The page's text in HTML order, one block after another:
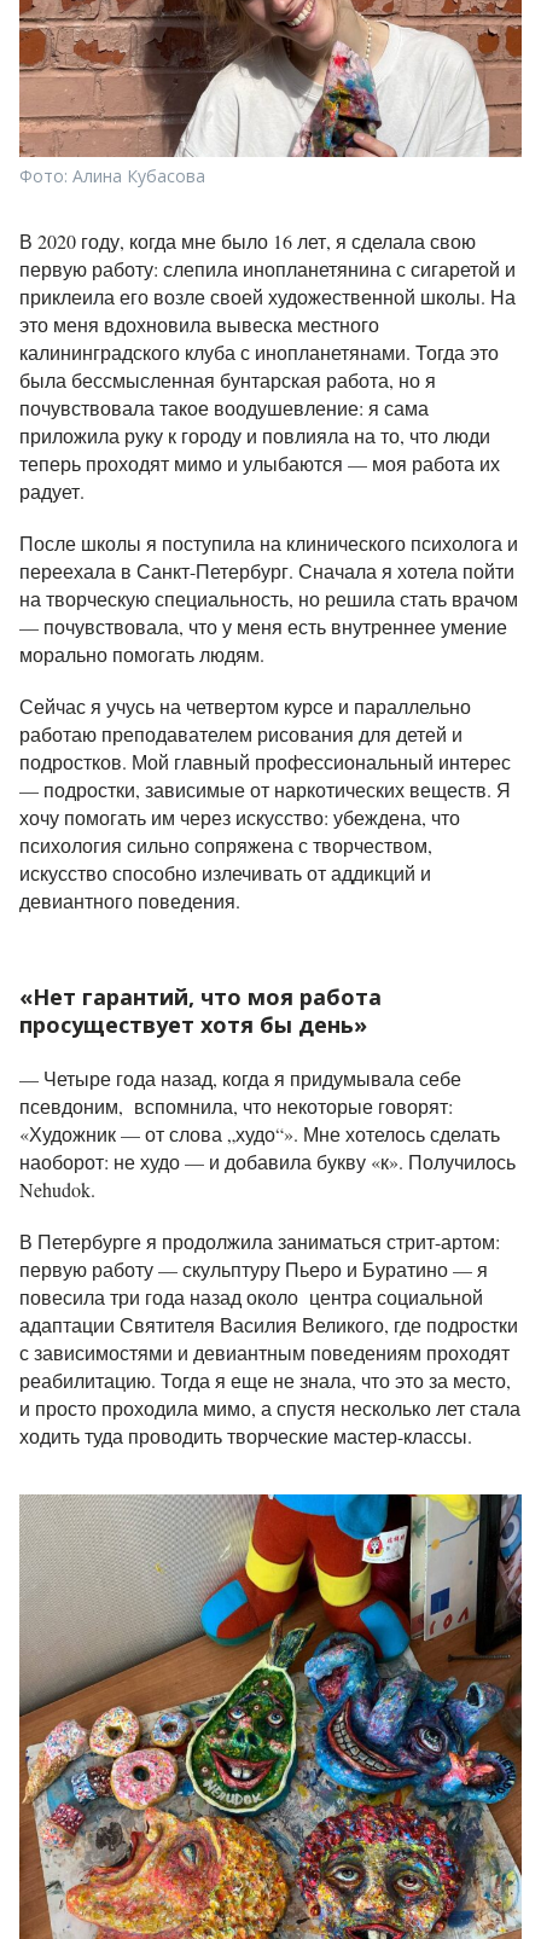
Фото: Алина Кубасова
В 2020 году, когда мне было 16 лет, я сделала свою
первую работу: слепила инопланетянина с сигаретой и
приклеила его возле своей художественной школы. На
это меня вдохновила вывеска местного
калининградского клуба с инопланетянами. Тогда это
была бессмысленная бунтарская работа, но я
почувствовала такое воодушевление: я сама
приложила руку к городу и повлияла на то, что люди
теперь проходят мимо и улыбаются — моя работа их
радует.
После школы я поступила на клинического психолога и
переехала в Санкт-Петербург. Сначала я хотела пойти
на творческую специальность, но решила стать врачом
— почувствовала, что у меня есть внутреннее умение
морально помогать людям.
Сейчас я учусь на четвертом курсе и параллельно
работаю преподавателем рисования для детей и
подростков. Мой главный профессиональный интерес
— подростки, зависимые от наркотических веществ. Я
хочу помогать им через искусство: убеждена, что
психология сильно сопряжена с творчеством,
искусство способно излечивать от аддикций и
девиантного поведения.
«Нет гарантий, что моя работа
просуществует хотя бы день»
— Четыре года назад, когда я придумывала себе
псевдоним, вспомнила, что некоторые говорят:
«Художник — от слова „худо“». Мне хотелось сделать
наоборот: не худо — и добавила букву «к». Получилось
Nehudok.
В Петербурге я продолжила заниматься стрит-артом:
первую работу — скульптуру Пьеро и Буратино — я
повесила три года назад около центра социальной
адаптации Святителя Василия Великого, где подростки
с зависимостями и девиантным поведениям проходят
реабилитацию. Тогда я еще не знала, что это за место,
и просто проходила мимо, а спустя несколько лет стала
ходить туда проводить творческие мастер-классы.